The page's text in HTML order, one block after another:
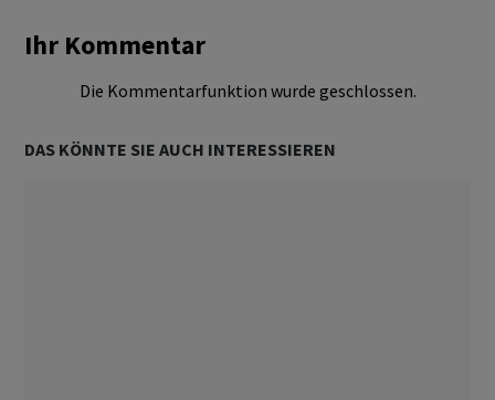
Ihr Kommentar
Die Kommentarfunktion wurde geschlossen.
DAS KÖNNTE SIE AUCH INTERESSIEREN